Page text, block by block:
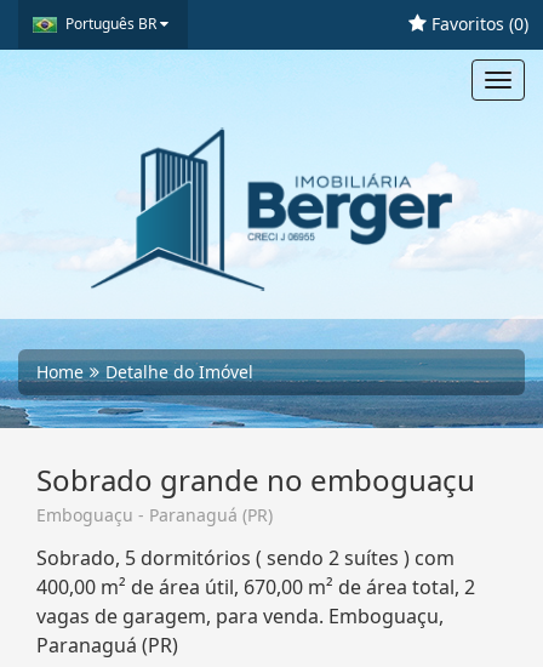
Português BR Favoritos (0)
Home Detalhe do Imóvel
Sobrado grande no emboguaçu
Emboguaçu - Paranaguá (PR)
Sobrado, 5 dormitórios ( sendo 2 suítes ) com
400,00 m² de área útil, 670,00 m² de área total, 2
vagas de garagem, para venda. Emboguaçu,
Paranaguá (PR)